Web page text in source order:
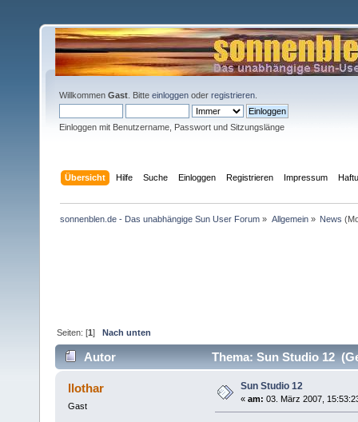
Willkommen Gast . Bitte einloggen oder registrieren
Einloggen mit Benutzername, Passwort und Sitzungslänge
Übersicht Hilfe Suche Einloggen Registrieren Impressum
sonnenblen.de - Das unabhängige Sun User Forum » Allgemein» News
Seiten: [1]Nach unten
Autor Thema: Sun Studio 12
llothar
Gast
Sun Studio 12
« am: 03. März 2007,